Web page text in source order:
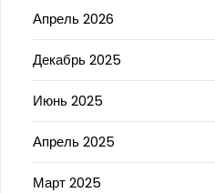
Апрель 2026
Декабрь 2025
Июнь 2025
Апрель 2025
Март 2025